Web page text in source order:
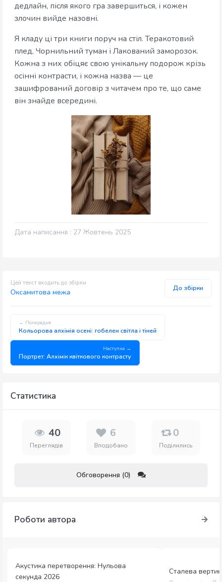
дедлайн, після якого гра завершиться, і кожен
злочин вийде назовні.
Я кладу ці три книги поруч на стіл. Теракотовий
плед, Чорнильний туман і Лакований заморозок.
Кожна з них обіцяє свою унікальну подорож крізь
осінні контрасти, і кожна назва — це
зашифрований договір з читачем про те, що саме
він знайде всередині.
Дата написання : 27 Жовтень 2025
Цей текст входить до збірки
Оксамитова межа До збірки
← Попередня
Кольорова алхімія осені: гобелен світла і тіней
Наступна →
Портрет: Алхімік квіткового контрасту
Статистика
40
Переглядів
6
Вподобано
0
Поділились
Обговорення (0)
Роботи автора
Акустика перетворення: Нульова
секунда 2026
Сталева